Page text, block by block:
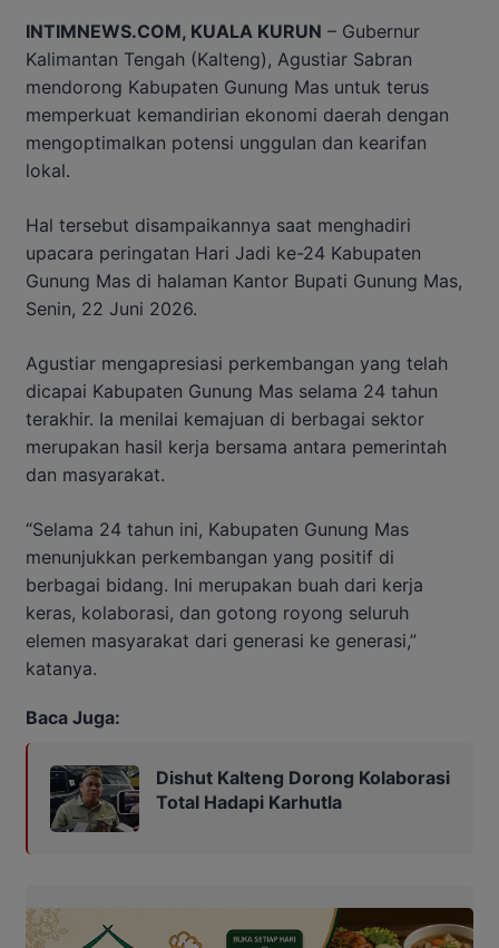
INTIMNEWS.COM, KUALA KURUN – Gubernur
Kalimantan Tengah (Kalteng), Agustiar Sabran
mendorong Kabupaten Gunung Mas untuk terus
memperkuat kemandirian ekonomi daerah dengan
mengoptimalkan potensi unggulan dan kearifan
lokal.
Hal tersebut disampaikannya saat menghadiri
upacara peringatan Hari Jadi ke-24 Kabupaten
Gunung Mas di halaman Kantor Bupati Gunung Mas,
Senin, 22 Juni 2026.
Agustiar mengapresiasi perkembangan yang telah
dicapai Kabupaten Gunung Mas selama 24 tahun
terakhir. Ia menilai kemajuan di berbagai sektor
merupakan hasil kerja bersama antara pemerintah
dan masyarakat.
“Selama 24 tahun ini, Kabupaten Gunung Mas
menunjukkan perkembangan yang positif di
berbagai bidang. Ini merupakan buah dari kerja
keras, kolaborasi, dan gotong royong seluruh
elemen masyarakat dari generasi ke generasi,”
katanya.
Baca Juga:
Dishut Kalteng Dorong Kolaborasi
Total Hadapi Karhutla